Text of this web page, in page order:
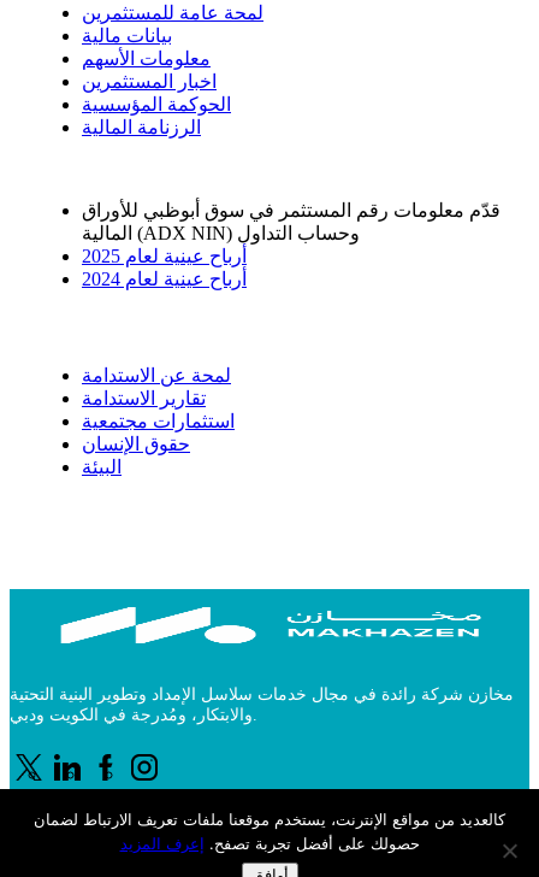
لمحة عامة للمستثمرين
بيانات مالية
معلومات الأسهم
اخبار المستثمرين
الحوكمة المؤسسية
الرزنامة المالية
قدّم معلومات رقم المستثمر في سوق أبوظبي للأوراق
المالية (ADX NIN) وحساب التداول
أرباح عينية لعام 2025
أرباح عينية لعام 2024
لمحة عن الاستدامة
تقارير الاستدامة
استثمارات مجتمعية
حقوق الإنسان
البيئة
مخازن شركة رائدة في مجال خدمات سلاسل الإمداد وتطوير البنية التحتية
حقوق النشر © 2025 محفوظة لأجيلتي
كالعديد من مواقع الإنترنت، يستخدم موقعنا ملفات تعريف الارتباط لضمان
حصولك على أفضل تجربة تصفح. إعرف المزيد